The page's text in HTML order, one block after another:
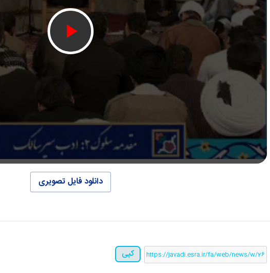
دانلود فایل تصویری
کپی